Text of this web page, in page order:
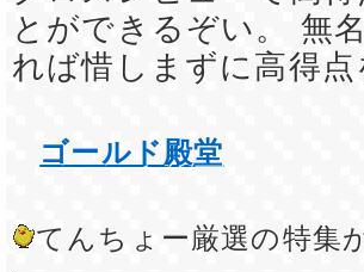
とができるぞい。 無
れば惜しまずに高得
ゴールド殿堂
てんちょー厳選の特集